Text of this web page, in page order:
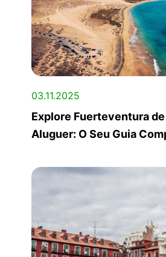
03.11.2025
Explore Fuerteventura
Aluguer: O Seu Guia